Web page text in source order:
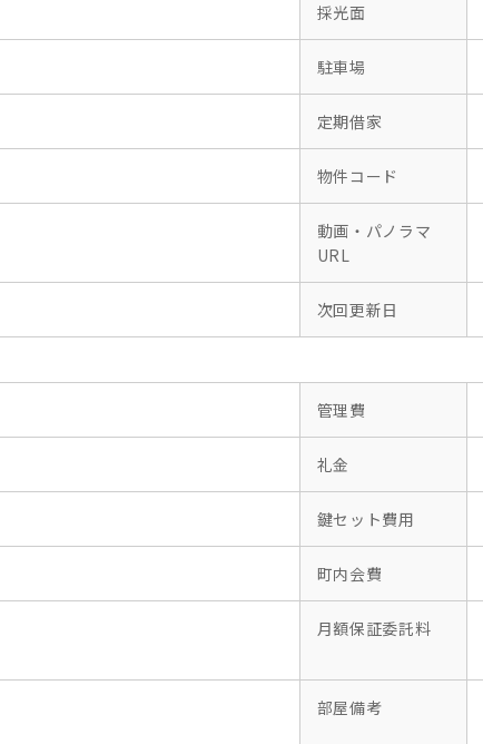
採光面
駐車場
定期借家
物件コード
動画・パノラマ
URL
次回更新日
管理費
礼金
鍵セット費用
町内会費
月額保証委託料
部屋備考